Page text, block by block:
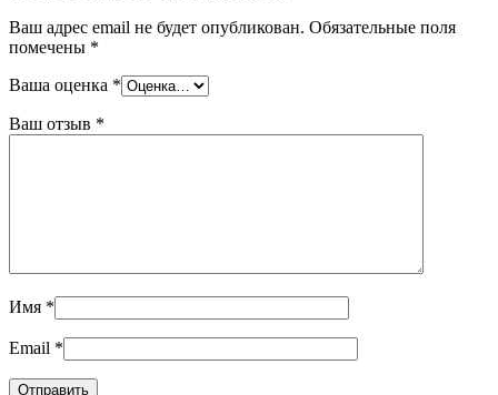
Ваш адрес email не будет опубликован. Обязательные поля
помечены *
Ваша оценка *
Ваш отзыв *
Имя *
Email *